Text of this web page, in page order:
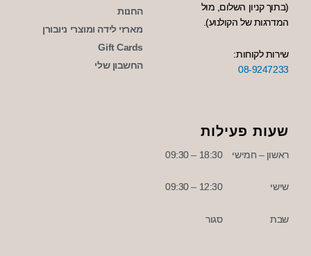
(בתוך קניון השלום, מול
המדרגות של הקולנוע).
שירות לקוחות:
08-9247233
החנות
מארזי לידה ומוצרי ניובורן
Gift Cards
החשבון שלי
שעות פעילות
ראשון – חמישי
שישי
שבת
18:30 – 09:30
12:30 – 09:30
סגור